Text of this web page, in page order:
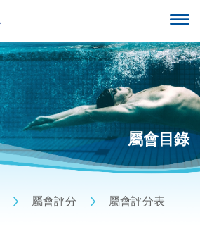
屬會目錄
屬會評分
屬會評分表